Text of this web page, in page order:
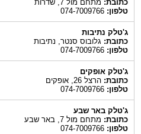
כתובת:מתחם מול 7, שדרות
טלפון:074-7009766
ג'טלק נתיבות
כתובת:גלובוס סנטר, נתיבות
טלפון:074-7009766
ג'טלק אופקים
כתובת:הרצל 26, אופקים
טלפון:074-7009766
ג'טלק באר שבע
כתובת:מתחם מול 7, באר שבע
טלפון:074-7009766